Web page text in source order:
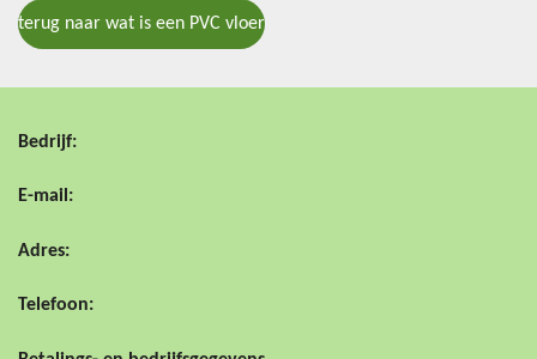
terug naar wat is een PVC vloer
Bedrijf:
E-mail:
Adres:
Telefoon: